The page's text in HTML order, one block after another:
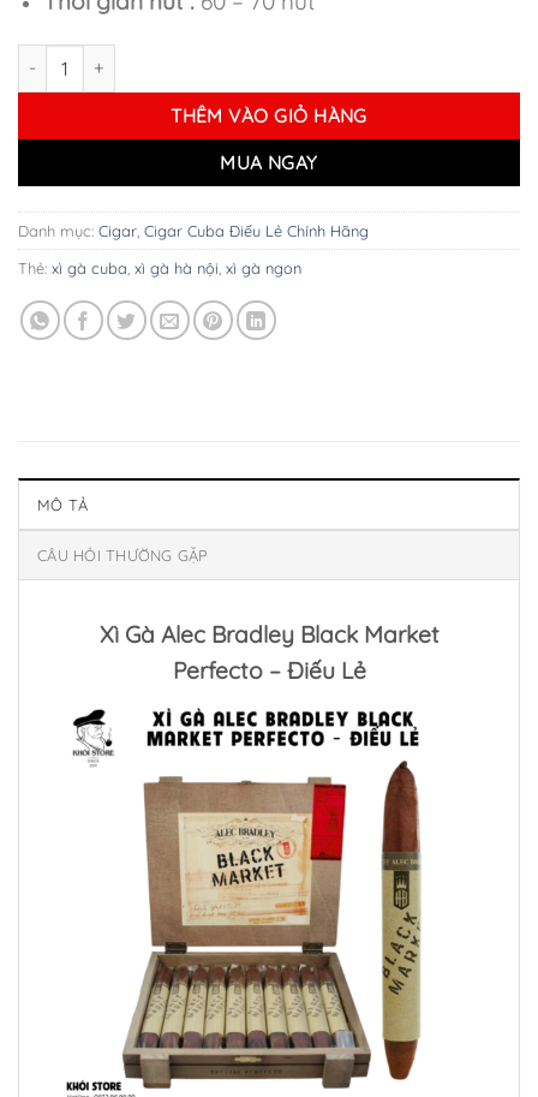
Xì Gà Alec Bradley Black Market Perfecto - Điếu Lẻ số lượng
THÊM VÀO GIỎ HÀNG
MUA NGAY
Danh mục: Cigar Cigar Cuba Điếu Lẻ Chính Hãng
Thẻ: xì gà cuba xì gà hà nội xì gà ngon
MÔ TẢ
CÂU HỎI THƯỜNG GẶP
Xì Gà Alec Bradley Black Market
Perfecto – Điếu Lẻ